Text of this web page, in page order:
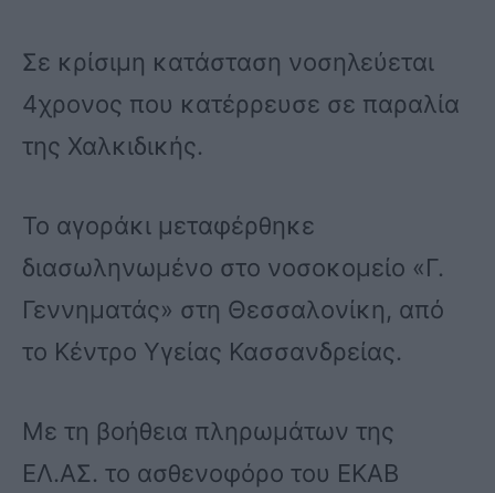
Σε κρίσιμη κατάσταση νοσηλεύεται
4χρονος που κατέρρευσε σε παραλία
της Χαλκιδικής.
Το αγοράκι μεταφέρθηκε
διασωληνωμένο στο νοσοκομείο «Γ.
Γεννηματάς» στη Θεσσαλονίκη, από
το Κέντρο Υγείας Κασσανδρείας.
Με τη βοήθεια πληρωμάτων της
ΕΛ.ΑΣ. το ασθενοφόρο του ΕΚΑΒ